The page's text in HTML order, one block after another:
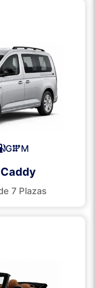
G M
7 Plazas